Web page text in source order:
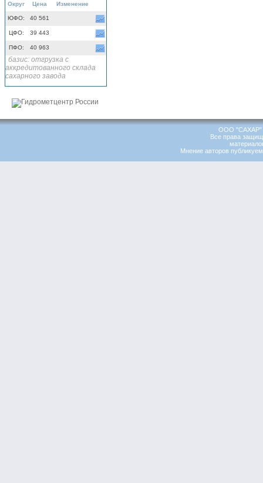
Округ Цена Изменение
ЮФО: 40 561
ЦФО: 39 443
ПФО: 40 963
базис: отгрузка с
аккредитованного склада
сахарного завода
ООО "САХАР"
Все права
Мнение авторов